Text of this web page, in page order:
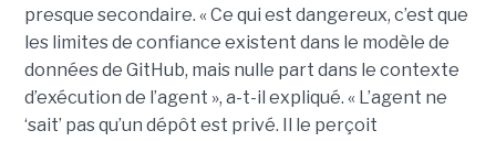
presque secondaire. « Ce qui est dangereux, c’est que
les limites de confiance existent dans le modèle de
données de GitHub, mais nulle part dans le contexte
d’exécution de l’agent », a-t-il expliqué. « L’agent ne
‘sait’ pas qu’un dépôt est privé. Il le perçoit